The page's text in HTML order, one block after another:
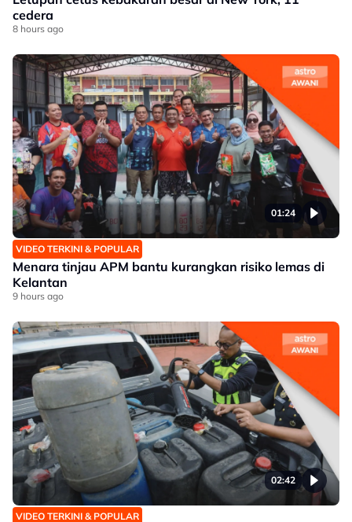
cedera
8 hours ago
01:24
VIDEO TERKINI & POPULAR
Menara tinjau APM bantu kurangkan risiko lemas di
Kelantan
9 hours ago
02:42
VIDEO TERKINI & POPULAR